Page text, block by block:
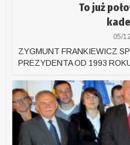
To już
05/
ZYGMUNT FRANKIEWICZ
PREZYDENTA OD 1993